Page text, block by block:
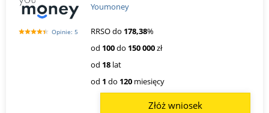
Opinie: 5
Youmoney
RRSO do 178,38%
od 100do 150 000zł
od 18 lat
od 1 do 120 miesięcy
Złóż wniosek